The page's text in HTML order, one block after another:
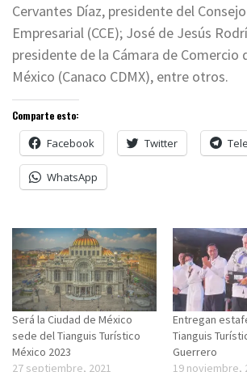
Cervantes Díaz, presidente del
Empresarial (CCE); José de Jesús
presidente de la Cámara de Comercio
México (Canaco CDMX), entre otros.
Comparte esto:
Facebook Twitter
WhatsApp
Será la Ciudad de México
sede del Tianguis Turístico
México 2023
27 septiembre, 2021
Entregan
Tianguis
Guerrero
19 noviembre,